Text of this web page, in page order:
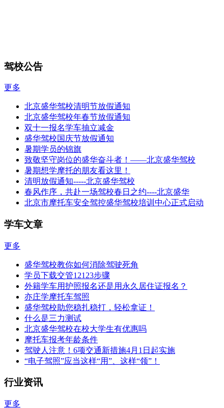
驾校公告
更多
北京盛华驾校清明节放假通知
北京盛华驾校年春节放假通知
双十一报名学车抽立减金
盛华驾校国庆节放假通知
暑期学员的锦旗
致敬坚守岗位的盛华奋斗者！——北京盛华驾校
暑期想学摩托的朋友看这里！
清明放假通知-----北京盛华驾校
春风作序，共赴一场驾校春日之约----北京盛华
北京市摩托车安全驾控盛华驾校培训中心正式启动
学车文章
更多
盛华驾校教你如何消除驾驶死角
学员下载交管12123步骤
外籍学车用护照报名还是用永久居住证报名？
亦庄学摩托车驾照
盛华驾校助您稳扎稳打，轻松拿证！
什么是三力测试
北京盛华驾校在校大学生有优惠吗
摩托车报考年龄条件
驾驶人注意！6项交通新措施4月1日起实施
“电子驾照”应当这样“用”、这样“领”！
行业资讯
更多